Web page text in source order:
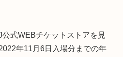
式WEBチケットストアを見
年11月6日入場分までの年